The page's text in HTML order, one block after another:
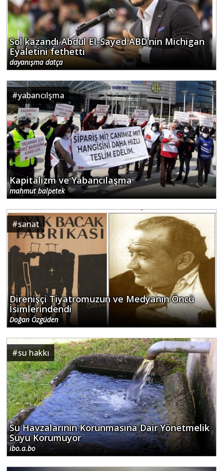
Sol kazandı Abdul El-Sayed ABD’nin Michigan
Eyaletini fethetti
dayanışma datça
#yabancılşma
Kapitalizm ve Yabancılaşma
mahmut balpetek
#sanat
Direnişçi Tiyatromuzun ve Medyanın Öncü
İsimlerindendi
Doğan Özgüden
#su hakkı
Su Havzalarının Korunmasına Dair Yönetmelik
Suyu Korumuyor
ibo.a.bo